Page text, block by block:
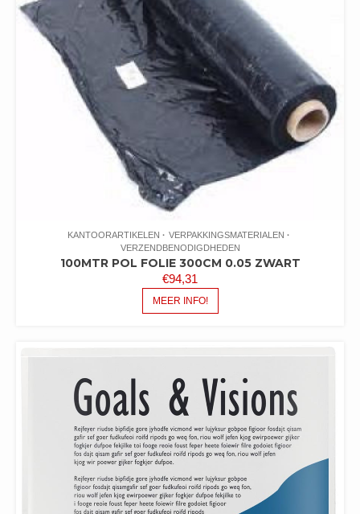
KANTOORARTIKELEN
VERPAKKINGSMATERIALEN
VERZENDBENODIGDHEDEN
100MTR POL FOLIE 300CM 0.05 ZWART
€94,31
MEER INFO!